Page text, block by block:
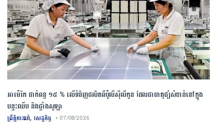
អាម៉េរិក ដាក់ពន្ធ ១៥ % លើទំនិញផលិតពីប៉ូលីស៊ីលីកូន ដែលជាធាតុផ្សំសំខាន់នៅក្នុង
បន្ទះឈីប និងផ្ទាំងសូឡា
ព្រឹត្តិការណ៍, សេដ្ឋកិច្ច • 07/08/2026